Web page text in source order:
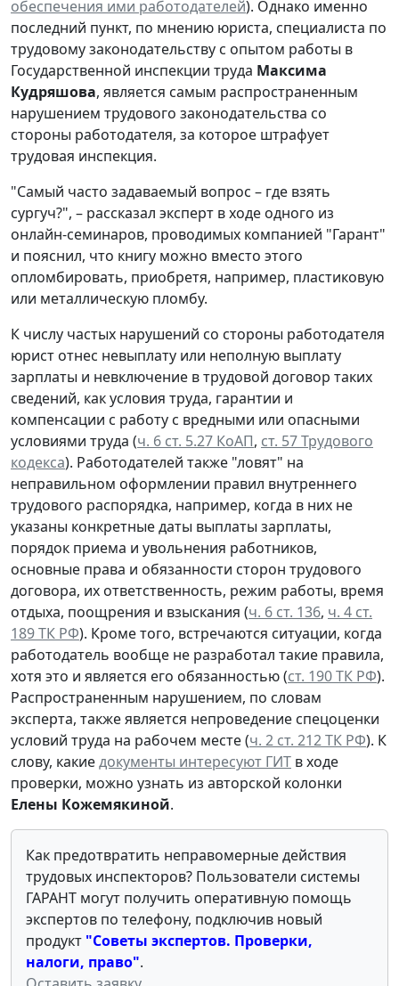
обеспечения ими работодателей). Однако именно
последний пункт, по мнению юриста, специалиста по
трудовому законодательству с опытом работы в
Государственной инспекции труда Максима
Кудряшова, является самым распространенным
нарушением трудового законодательства со
стороны работодателя, за которое штрафует
трудовая инспекция.
"Самый часто задаваемый вопрос – где взять
сургуч?", – рассказал эксперт в ходе одного из
онлайн-семинаров, проводимых компанией "Гарант"
и пояснил, что книгу можно вместо этого
опломбировать, приобретя, например, пластиковую
или металлическую пломбу.
К числу частых нарушений со стороны работодателя
юрист отнес невыплату или неполную выплату
зарплаты и невключение в трудовой договор таких
сведений, как условия труда, гарантии и
компенсации с работу с вредными или опасными
условиями труда (ч. 6 ст. 5.27 КоАП, ст. 57 Трудового
кодекса). Работодателей также "ловят" на
неправильном оформлении правил внутреннего
трудового распорядка, например, когда в них не
указаны конкретные даты выплаты зарплаты,
порядок приема и увольнения работников,
основные права и обязанности сторон трудового
договора, их ответственность, режим работы, время
отдыха, поощрения и взыскания (ч. 6 ст. 136, ч. 4 ст.
189 ТК РФ). Кроме того, встречаются ситуации, когда
работодатель вообще не разработал такие правила,
хотя это и является его обязанностью (ст. 190 ТК РФ).
Распространенным нарушением, по словам
эксперта, также является непроведение спецоценки
условий труда на рабочем месте (ч. 2 ст. 212 ТК РФ). К
слову, какиедокументы интересуют ГИТ в ходе
проверки, можно узнать из авторской колонки
Елены Кожемякиной.
Как предотвратить неправомерные действия
трудовых инспекторов? Пользователи системы
ГАРАНТ могут получить оперативную помощь
экспертов по телефону, подключив новый
продукт "Советы экспертов. Проверки,
налоги, право".